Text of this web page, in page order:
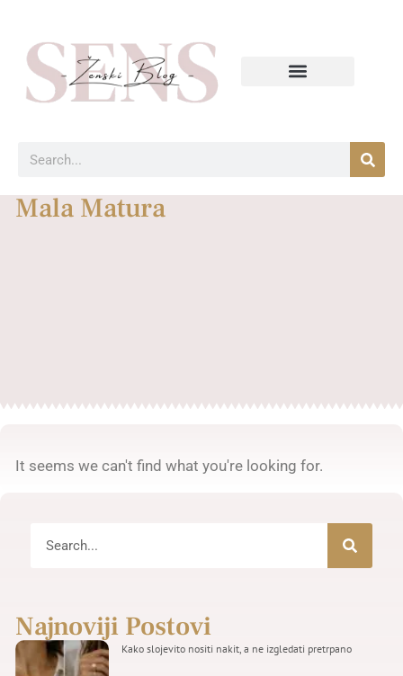
Mala Matura
It seems we can't find what you're looking for.
Najnoviji Postovi
Kako slojevito nositi nakit, a ne izgledati pretrpano